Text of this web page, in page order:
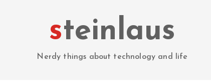
steinlaus
Nerdy things about technology and life